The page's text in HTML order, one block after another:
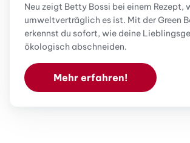
Neu zeigt Betty Bossi bei einem Rezept,
umweltverträglich es ist. Mit der Green
erkennst du sofort, wie deine
ökologisch abschneiden.
Mehr erfahren!